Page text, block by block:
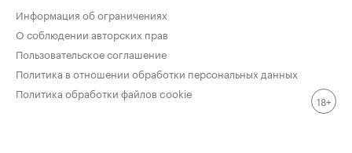
Информация об ограничениях
О соблюдении авторских прав
Пользовательское соглашение
Политика в отношении обработки персональных данных
Политика обработки файлов cookie
18+